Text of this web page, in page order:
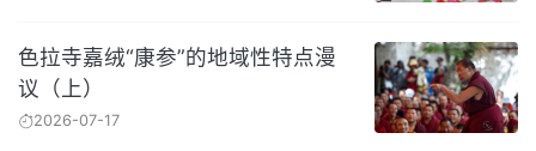
色拉寺嘉绒“康参”的地域性特点漫
议（上）
2026-07-17